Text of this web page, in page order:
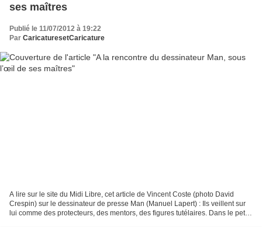
ses maîtres
Publié le 11/07/2012 à 19:22
Par CaricaturesetCaricature
A lire sur le site du Midi Libre, cet article de Vincent Coste (photo David
Crespin) sur le dessinateur de presse Man (Manuel Lapert) : Ils veillent sur
lui comme des protecteurs, des mentors, des figures tutélaires. Dans le petit